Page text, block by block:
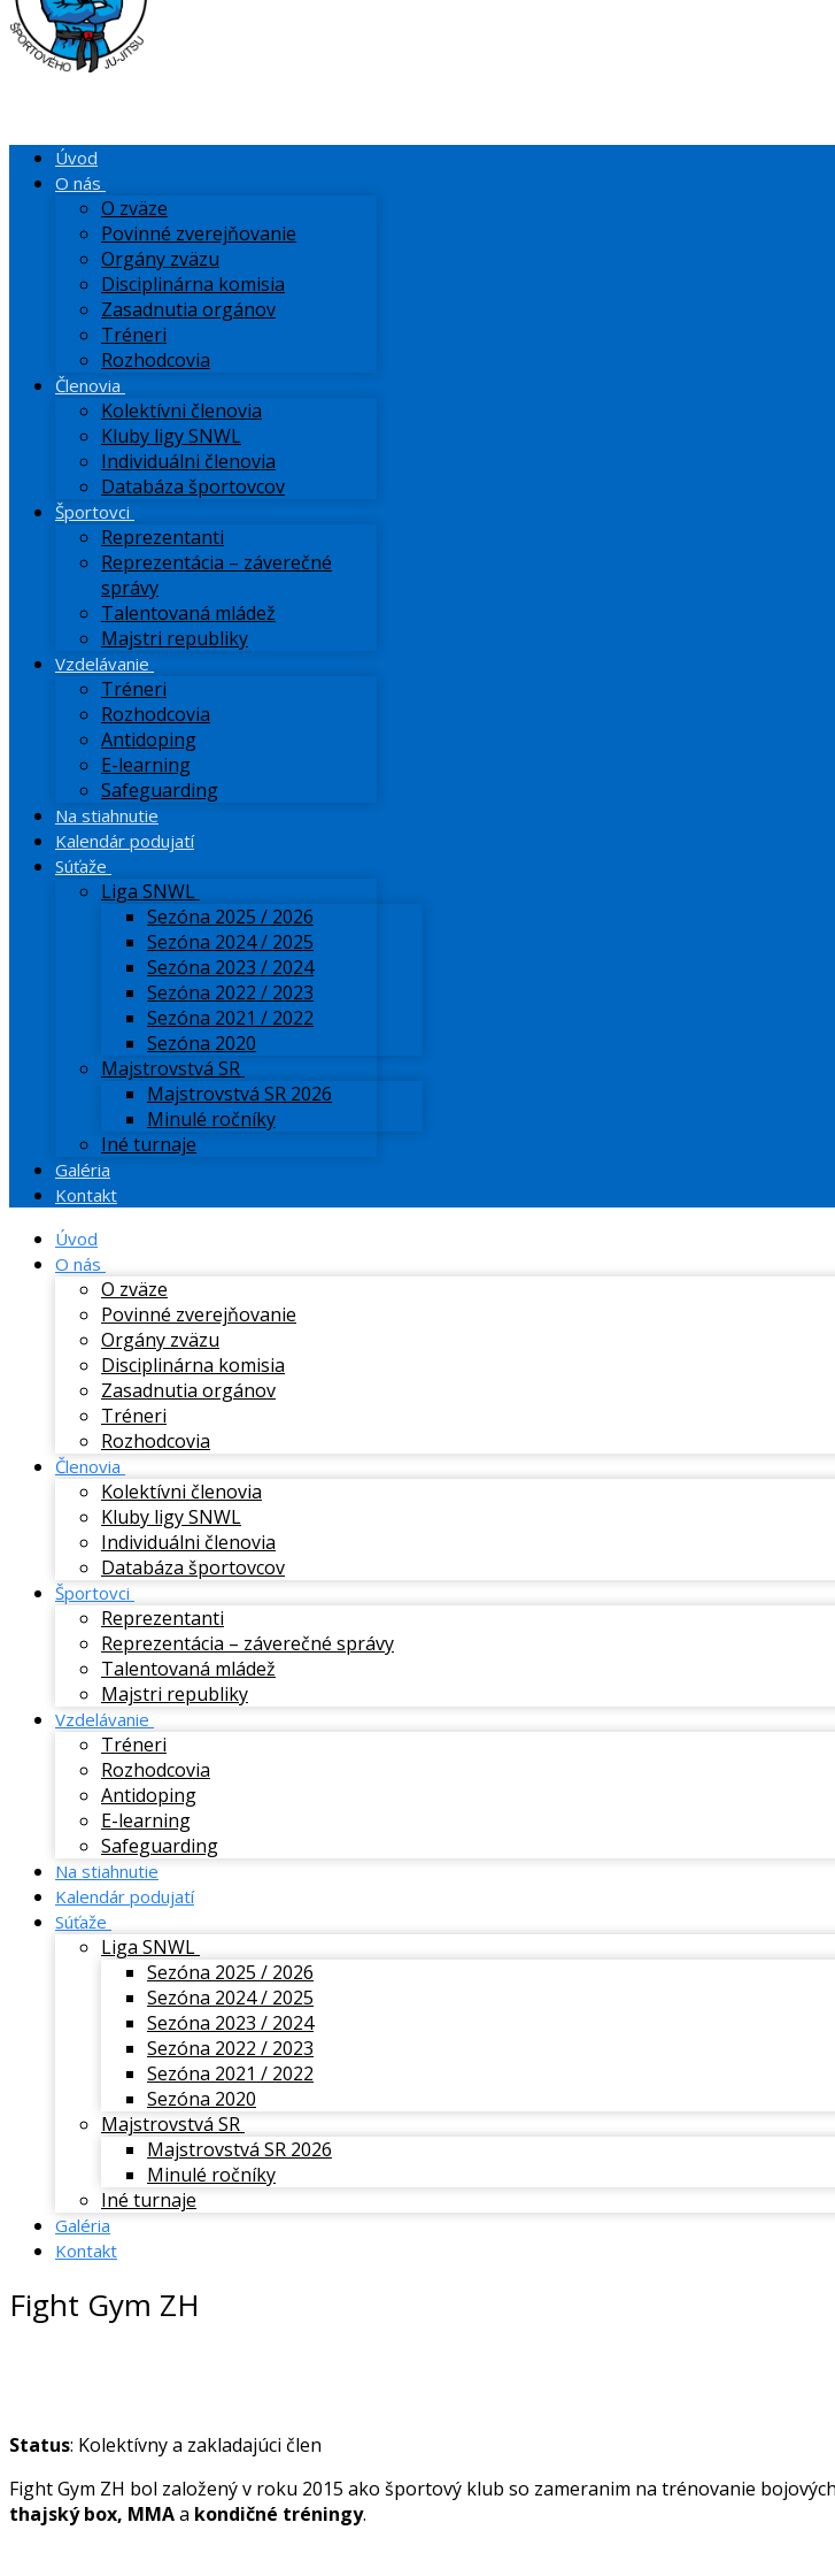
Úvod
O nás
O zväze
Povinné zverejňovanie
Orgány zväzu
Disciplinárna komisia
Zasadnutia orgánov
Tréneri
Rozhodcovia
Členovia
Kolektívni členovia
Kluby ligy SNWL
Individuálni členovia
Databáza športovcov
Športovci
Reprezentanti
Reprezentácia – záverečné
správy
Talentovaná mládež
Majstri republiky
Vzdelávanie
Tréneri
Rozhodcovia
Antidoping
E-learning
Safeguarding
Na stiahnutie
Kalendár podujatí
Súťaže
Liga SNWL
Sezóna 2025 / 2026
Sezóna 2024 / 2025
Sezóna 2023 / 2024
Sezóna 2022 / 2023
Sezóna 2021 / 2022
Sezóna 2020
Majstrovstvá SR
Majstrovstvá SR 2026
Minulé ročníky
Iné turnaje
Galéria
Kontakt
Úvod
O nás
O zväze
Povinné zverejňovanie
Orgány zväzu
Disciplinárna komisia
Zasadnutia orgánov
Tréneri
Rozhodcovia
Členovia
Kolektívni členovia
Kluby ligy SNWL
Individuálni členovia
Databáza športovcov
Športovci
Reprezentanti
Reprezentácia – záverečné správy
Talentovaná mládež
Majstri republiky
Vzdelávanie
Tréneri
Rozhodcovia
Antidoping
E-learning
Safeguarding
Na stiahnutie
Kalendár podujatí
Súťaže
Liga SNWL
Sezóna 2025 / 2026
Sezóna 2024 / 2025
Sezóna 2023 / 2024
Sezóna 2022 / 2023
Sezóna 2021 / 2022
Sezóna 2020
Majstrovstvá SR
Majstrovstvá SR 2026
Minulé ročníky
Iné turnaje
Galéria
Kontakt
Fight Gym ZH
Status: Kolektívny a zakladajúci člen
Fight Gym ZH bol založený v roku 2015 ako športový klub so zameranim na trénovanie
thajský box, MMAa kondičné tréningy.